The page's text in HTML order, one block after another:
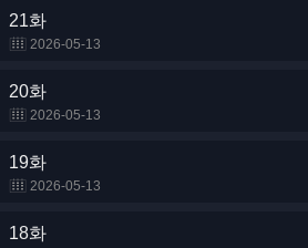
21화
2026-05-13
20화
2026-05-13
19화
2026-05-13
18화